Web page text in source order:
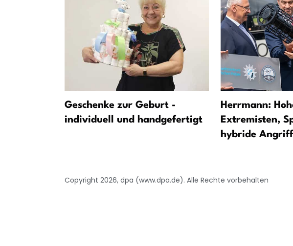
Geschenke zur Geburt -
individuell und handgefertigt
Herrmann:
Extremisten,
hybride
Copyright 2026, dpa (www.dpa.de). Alle Rechte vorbehalten